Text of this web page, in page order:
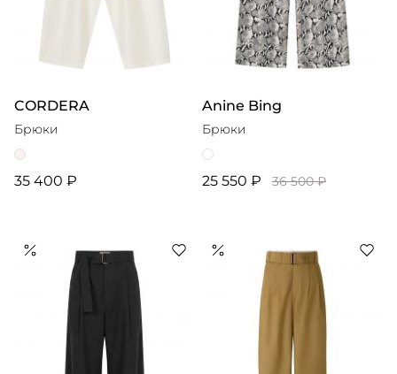
CORDERA
Брюки
35 400 ₽
Anine Bing
Брюки
25 550 ₽ 36 500 ₽